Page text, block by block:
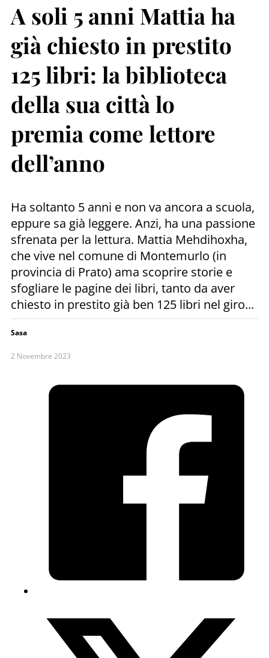
A soli 5 anni Mattia ha
già chiesto in prestito
125 libri: la biblioteca
della sua città lo
premia come lettore
dell’anno
Ha soltanto 5 anni e non va ancora a scuola,
eppure sa già leggere. Anzi, ha una passione
sfrenata per la lettura. Mattia Mehdihoxha,
che vive nel comune di Montemurlo (in
provincia di Prato) ama scoprire storie e
sfogliare le pagine dei libri, tanto da aver
chiesto in prestito già ben 125 libri nel giro...
Sasa
2 Novembre 2023